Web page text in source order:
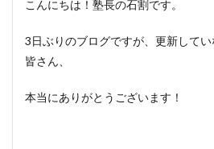
こんにちは！塾長の石割です。
3日ぶりのブログですが、更新して
皆さん、
本当にありがとうございます！